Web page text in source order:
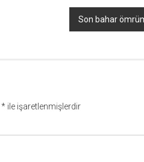
Son bahar
* ile işaretlenmişlerdir